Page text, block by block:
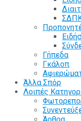
Γήπεδα
Γκάλοπ
Άλλα Σπόρ
Λοιπές